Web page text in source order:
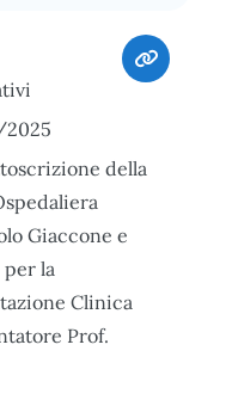
della
Giaccone e
per la
Clinica
Prof.